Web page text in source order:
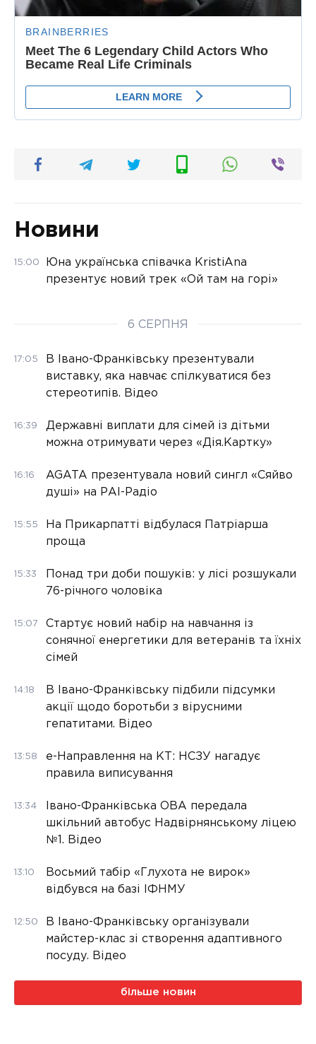
Новини
15:00
Юна українська співачка KristiAna
презентує новий трек «Ой там на горі»
6 СЕРПНЯ
17:05
В Івано-Франківську презентували
виставку, яка навчає спілкуватися без
стереотипів. Відео
16:39
Державні виплати для сімей із дітьми
можна отримувати через «Дія.Картку»
16:16
AGATA презентувала новий сингл «Сяйво
душі» на РАІ-Радіо
15:55
На Прикарпатті відбулася Патріарша
проща
15:33
Понад три доби пошуків: у лісі розшукали
76-річного чоловіка
15:07
Стартує новий набір на навчання із
сонячної енергетики для ветеранів та їхніх
сімей
14:18
В Івано-Франківську підбили підсумки
акції щодо боротьби з вірусними
гепатитами. Відео
13:58
е-Направлення на КТ: НСЗУ нагадує
правила виписування
13:34
Івано-Франківська ОВА передала
шкільний автобус Надвірнянському ліцею
№1. Відео
13:10
Восьмий табір «Глухота не вирок»
відбувся на базі ІФНМУ
12:50
В Івано-Франківську організували
майстер-клас зі створення адаптивного
посуду. Відео
більше новин